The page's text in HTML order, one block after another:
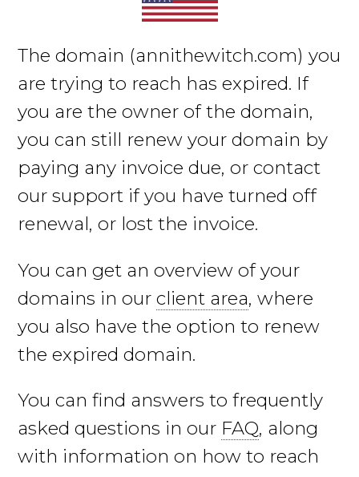
The domain (annithewitch.com)you
are trying to reach has expired. If
you are the owner of the domain,
you can still renew your domain by
paying any invoice due, or contact
our support if you have turned off
renewal, or lost the invoice.
You can get an overview of your
domains in ourclient area, where
you also have the option to renew
the expired domain.
You can find answers to frequently
asked questions in our FAQ, along
with information on how to reach